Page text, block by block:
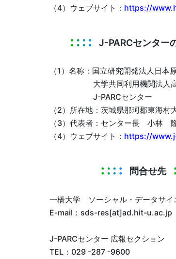
（4）ウェブサイト： https://
J-PARCセンター
（1）名称：国立研究開発法人日本
大学共同利用機関法人
J-PARCセンター
（2）所在地：茨城県那珂郡東海村
（3）代表者：センター長 小林
（4）ウェブサイト： https://
問合せ先
一橋大学 ソーシャル・データサイ
E-mail：sds-res[at]ad.hit-u.ac.jp
J-PARCセンター 広報セクション
TEL ：029 -287 -9600